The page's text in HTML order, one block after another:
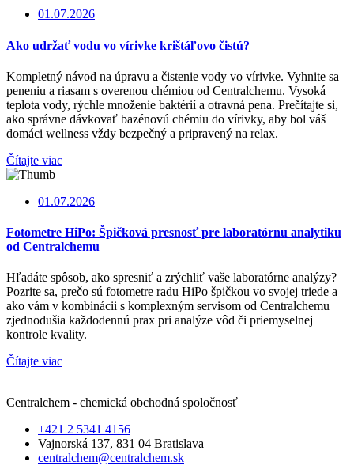
01.07.2026
Ako udržať vodu vo vírivke krištáľovo čistú?
Kompletný návod na úpravu a čistenie vody vo vírivke. Vyhnite sa
peneniu a riasam s overenou chémiou od Centralchemu. Vysoká
teplota vody, rýchle množenie baktérií a otravná pena. Prečítajte si,
ako správne dávkovať bazénovú chémiu do vírivky, aby bol váš
domáci wellness vždy bezpečný a pripravený na relax.
Čítajte viac
01.07.2026
Fotometre HiPo: Špičková presnosť pre laboratórnu analytiku
od Centralchemu
Hľadáte spôsob, ako spresniť a zrýchliť vaše laboratórne analýzy?
Pozrite sa, prečo sú fotometre radu HiPo špičkou vo svojej triede a
ako vám v kombinácii s komplexným servisom od Centralchemu
zjednodušia každodennú prax pri analýze vôd či priemyselnej
kontrole kvality.
Čítajte viac
Centralchem - chemická obchodná spoločnosť
+421 2 5341 4156
Vajnorská 137, 831 04 Bratislava
centralchem@centralchem.sk